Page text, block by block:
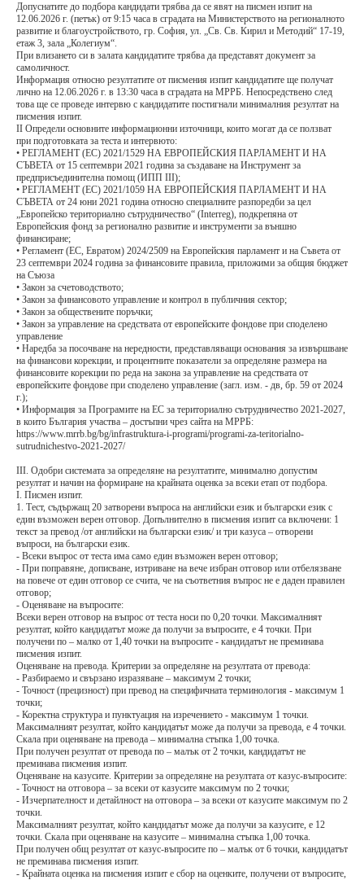
Допуснатите до подбора кандидати трябва да се явят на писмен изпит на
12.06.2026 г. (петък) от 9:15 часа в сградата на Министерството на регионалното
развитие и благоустройството, гр. София, ул. „Св. Св. Кирил и Методий“ 17-19,
етаж 3, зала „Колегиум“.
При влизането си в залата кандидатите трябва да представят документ за
самоличност.
Информация относно резултатите от писмения изпит кандидатите ще получат
лично на 12.06.2026 г. в 13:30 часа в сградата на МРРБ. Непосредствено след
това ще се проведе интервю с кандидатите постигнали минималния резултат на
писмения изпит.
II Определи основните информационни източници, които могат да се ползват
при подготовката за теста и интервюто:
• РЕГЛАМЕНТ (ЕС) 2021/1529 НА ЕВРОПЕЙСКИЯ ПАРЛАМЕНТ И НА
СЪВЕТА от 15 септември 2021 година за създаване на Инструмент за
предприсъединителна помощ (ИПП III);
• РЕГЛАМЕНТ (ЕС) 2021/1059 НА ЕВРОПЕЙСКИЯ ПАРЛАМЕНТ И НА
СЪВЕТА от 24 юни 2021 година относно специалните разпоредби за цел
„Европейско териториално сътрудничество“ (Interreg), подкрепяна от
Европейския фонд за регионално развитие и инструменти за външно
финансиране;
• Регламент (ЕС, Евратом) 2024/2509 на Европейския парламент и на Съвета от
23 септември 2024 година за финансовите правила, приложими за общия бюджет
на Съюза
• Закон за счетоводството;
• Закон за финансовото управление и контрол в публичния сектор;
• Закон за обществените поръчки;
• Закон за управление на средствата от европейските фондове при споделено
управление
• Наредба за посочване на нередности, представляващи основания за извършване
на финансови корекции, и процентните показатели за определяне размера на
финансовите корекции по реда на закона за управление на средствата от
европейските фондове при споделено управление (загл. изм. - дв, бр. 59 от 2024
г.);
• Информация за Програмите на ЕС за териториално сътрудничество 2021-2027,
в които България участва – достъпни чрез сайта на МРРБ:
https://www.mrrb.bg/bg/infrastruktura-i-programi/programi-za-teritorialno-
sutrudnichestvo-2021-2027/
III. Одобри системата за определяне на резултатите, минимално допустим
резултат и начин на формиране на крайната оценка за всеки етап от подбора.
I. Писмен изпит.
1. Тест, съдържащ 20 затворени въпроса на английски език и български език с
един възможен верен отговор. Допълнително в писмения изпит са включени: 1
текст за превод /от английски на български език/ и три казуса – отворени
въпроси, на български език.
- Всеки въпрос от теста има само един възможен верен отговор;
- При поправяне, дописване, изтриване на вече избран отговор или отбелязване
на повече от един отговор се счита, че на съответния въпрос не е даден правилен
отговор;
- Оценяване на въпросите:
Всеки верен отговор на въпрос от теста носи по 0,20 точки. Максималният
резултат, който кандидатът може да получи за въпросите, е 4 точки. При
получени по – малко от 1,40 точки на въпросите - кандидатът не преминава
писмения изпит.
Оценяване на превода. Критерии за определяне на резултата от превода:
- Разбираемо и свързано изразяване – максимум 2 точки;
- Точност (прецизност) при превод на специфичната терминология - максимум 1
точки;
- Коректна структура и пунктуация на изречението - максимум 1 точки.
Максималният резултат, който кандидатът може да получи за преводa, е 4 точки.
Скала при оценяване на превода – минимална стъпка 1,00 точка.
При получен резултат от превода по – малък от 2 точки, кандидатът не
преминава писмения изпит.
Оценяване на казусите. Критерии за определяне на резултата от казус-въпросите:
- Точност на отговора – за всеки от казусите максимум по 2 точки;
- Изчерпателност и детайлност на отговора – за всеки от казусите максимум по 2
точки.
Максималният резултат, който кандидатът може да получи за казусите, е 12
точки. Скала при оценяване на казусите – минимална стъпка 1,00 точка.
При получен общ резултат от казус-въпросите по – малък от 6 точки, кандидатът
не преминава писмения изпит.
- Крайната оценка на писмения изпит е сбор на оценките, получени от въпросите,